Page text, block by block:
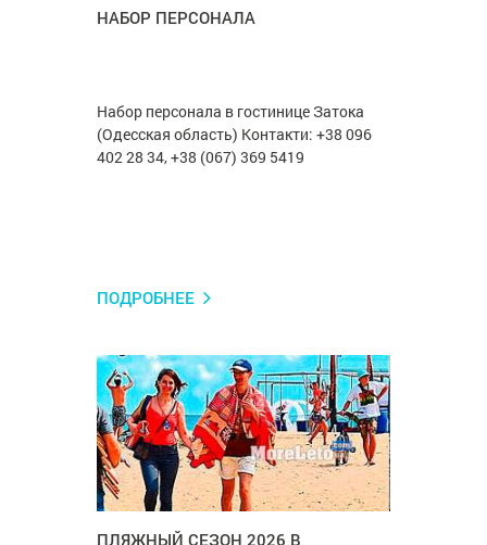
НАБОР ПЕРСОНАЛА
Набор персонала в гостинице Затока
(Одесская область) Контакти: +38 096
402 28 34, +38 (067) 369 5419
ПОДРОБНЕЕ
ПЛЯЖНЫЙ СЕЗОН 2026 В